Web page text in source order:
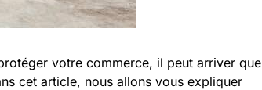
votre commerce, il peut arriver que
cet article, nous allons vous expliquer